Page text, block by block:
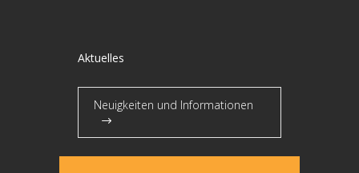
Aktuelles
Neuigkeiten und Informationen